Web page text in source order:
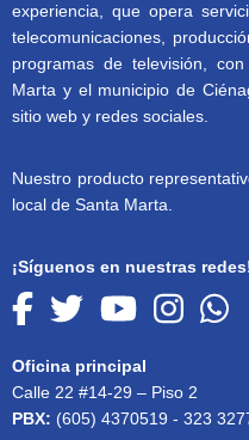
experiencia, que opera
telecomunicaciones,
programas de televisión,
Marta y el municipio de
sitio web y redes sociales.
Nuestro producto
local de Santa Marta.
¡Síguenos en nuestras
Oficina principal
Calle 22 #14-29 – Piso 2
PBX: (605) 4370519 - 323